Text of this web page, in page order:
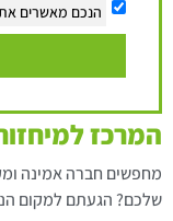
הנכם מאשרים את
המרכז
מחפשים חברה אמינה
שלכם? הגעתם למקום